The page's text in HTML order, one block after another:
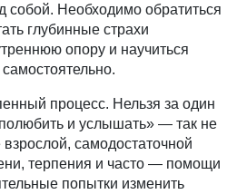
собой. Необходимо обратиться
глубинные страхи
опору и научиться
процесс. Нельзя за один
и услышать» — так не
самодостаточной
терпения и часто — помощи
попытки изменить